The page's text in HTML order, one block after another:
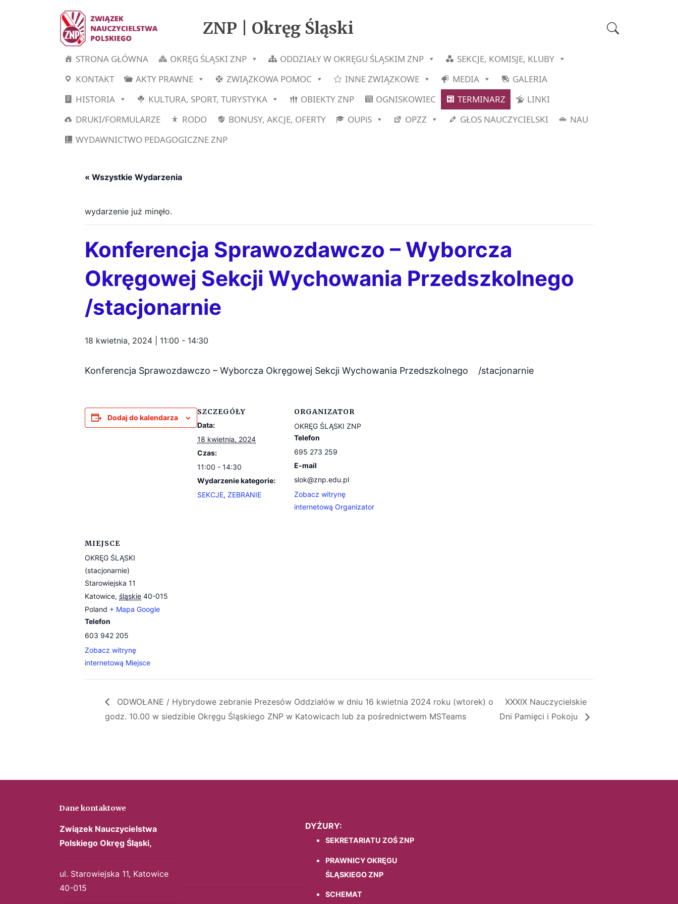
ZNP | Okręg Śląski
STRONA GŁÓWNA OKRĘG ŚLĄSKI ZNP ODDZIAŁY W OKRĘGU ŚLĄSKIM ZNP
SEKCJE, KOMISJE, KLUBY
KONTAKT
AKTY PRAWNE ZWIĄZKOWA POMOC INNE ZWIĄZKOWE MEDIA
GALERIA
HISTORIA
KULTURA, SPORT, TURYSTYKA OBIEKTY ZNP OGNISKOWIEC TERMINARZ
LINKI
DRUKI/FORMULARZE
RODO BONUSY, AKCJE, OFERTY OUPiS OPZZ GŁOS NAUCZYCIELSKI
NAU
WYDAWNICTWO PEDAGOGICZNE ZNP
« Wszystkie Wydarzenia
wydarzenie już minęło.
Konferencja Sprawozdawczo – Wyborcza
Okręgowej Sekcji Wychowania Przedszkolnego
/stacjonarnie
18 kwietnia, 2024 | 11:00 - 14:30
Konferencja Sprawozdawczo – Wyborcza Okręgowej Sekcji Wychowania Przedszkolnego /stacjonarnie
Dodaj do kalendarza
SZCZEGÓŁY
Data:
18 kwietnia, 2024
Czas:
11:00 - 14:30
Wydarzenie kategorie:
SEKCJE, ZEBRANIE
ORGANIZATOR
OKRĘG ŚLĄSKI ZNP
Telefon
695 273 259
E-mail
slok@znp.edu.pl
Zobacz witrynę
internetową Organizator
MIEJSCE
OKRĘG ŚLĄSKI
(stacjonarnie)
Starowiejska 11
Katowice, śląskie 40-015
Poland + Mapa Google
Telefon
603 942 205
Zobacz witrynę
internetową Miejsce
ODWOŁANE / Hybrydowe zebranie Prezesów Oddziałów w dniu 16 kwietnia 2024 roku (wtorek) o
godz. 10.00 w siedzibie Okręgu Śląskiego ZNP w Katowicach lub za pośrednictwem MSTeams
XXXIX Nauczycielskie
Dni Pamięci i Pokoju
Dane kontaktowe
Związek Nauczycielstwa
Polskiego Okręg Śląski,
ul. Starowiejska 11, Katowice
40-015
DYŻURY:
SEKRETARIATU ZOŚ ZNP
PRAWNICY OKRĘGU
ŚLĄSKIEGO ZNP
SCHEMAT